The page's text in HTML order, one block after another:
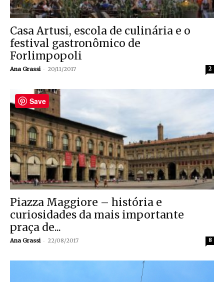
Casa Artusi, escola de culinária e o
festival gastronômico de
Forlimpopoli
Ana Grassi - 20/11/2017 2
Piazza Maggiore – história e
curiosidades da mais importante
praça de...
Ana Grassi - 22/08/2017 8
Save